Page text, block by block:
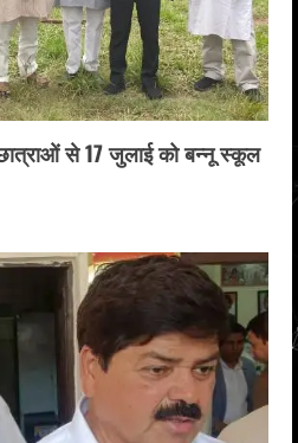
से 17 जुलाई को बन्नू स्कूल